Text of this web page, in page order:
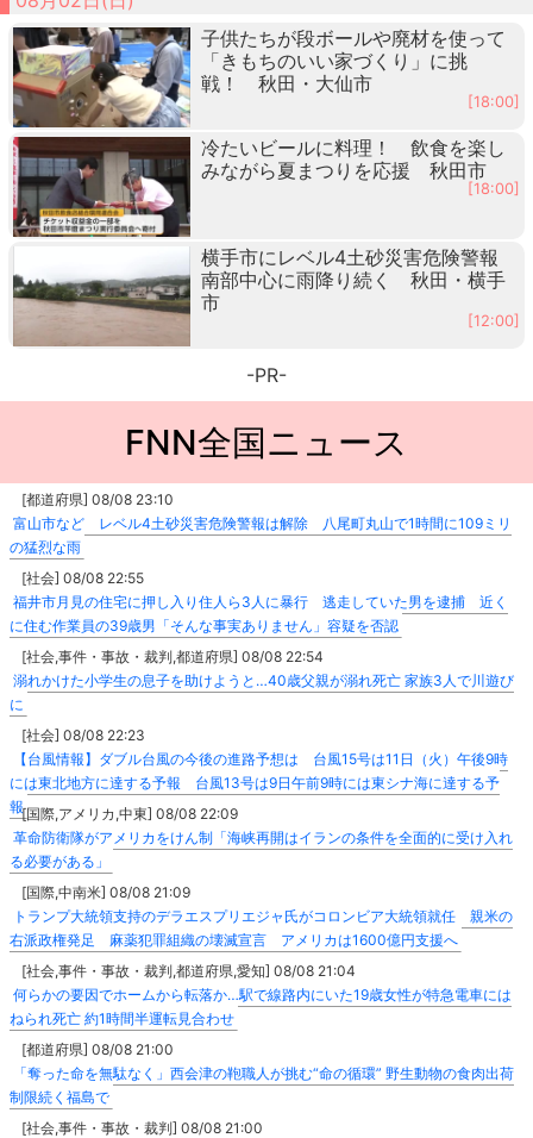
子供たちが段ボールや廃材を使って
「きもちのいい家づくり」に挑
戦！ 秋田・大仙市
[18:00]
冷たいビールに料理！ 飲食を楽し
みながら夏まつりを応援 秋田市
[18:00]
横手市にレベル4土砂災害危険警報
南部中心に雨降り続く 秋田・横手
市
[12:00]
-PR-
FNN全国ニュース
[都道府県] 08/08 23:10
富山市など レベル4土砂災害危険警報は解除 八尾町丸山で1時間に109ミリ
の猛烈な雨
[社会] 08/08 22:55
福井市月見の住宅に押し入り住人ら3人に暴行 逃走していた男を逮捕 近く
に住む作業員の39歳男「そんな事実ありません」容疑を否認
[社会,事件・事故・裁判,都道府県] 08/08 22:54
溺れかけた小学生の息子を助けようと…40歳父親が溺れ死亡 家族3人で川遊び
に
[社会] 08/08 22:23
【台風情報】ダブル台風の今後の進路予想は 台風15号は11日（火）午後9時
には東北地方に達する予報 台風13号は9日午前9時には東シナ海に達する予
報[国際,アメリカ,中東] 08/08 22:09
革命防衛隊がアメリカをけん制「海峡再開はイランの条件を全面的に受け入れ
る必要がある」
[国際,中南米] 08/08 21:09
トランプ大統領支持のデラエスプリエジャ氏がコロンビア大統領就任 親米の
右派政権発足 麻薬犯罪組織の壊滅宣言 アメリカは1600億円支援へ
[社会,事件・事故・裁判,都道府県,愛知] 08/08 21:04
何らかの要因でホームから転落か…駅で線路内にいた19歳女性が特急電車には
ねられ死亡 約1時間半運転見合わせ
[都道府県] 08/08 21:00
「奪った命を無駄なく」西会津の鞄職人が挑む“命の循環” 野生動物の食肉出荷
制限続く福島で
[社会,事件・事故・裁判] 08/08 21:00